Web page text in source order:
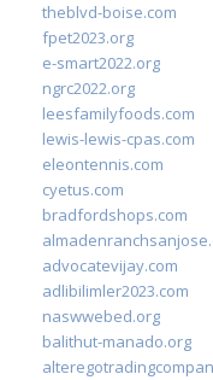
theblvd-boise.com
fpet2023.org
e-smart2022.org
ngrc2022.org
leesfamilyfoods.com
lewis-lewis-cpas.com
eleontennis.com
cyetus.com
bradfordshops.com
advocatevijay.com
adlibilimler2023.com
naswwebed.org
balithut-manado.org